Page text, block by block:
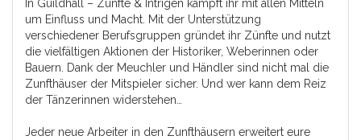
In Guildhall – Zünfte & Intrigen kämpft ihr mit allen Mitteln
um Einfluss und Macht. Mit der Unterstützung
verschiedener Berufsgruppen gründet ihr Zünfte und nutzt
die vielfältigen Aktionen der Historiker, Weberinnen oder
Bauern. Dank der Meuchler und Händler sind nicht mal die
Zunfthäuser der Mitspieler sicher. Und wer kann dem Reiz
der Tänzerinnen widerstehen…
Jeder neue Arbeiter in den Zunfthäusern erweitert eure